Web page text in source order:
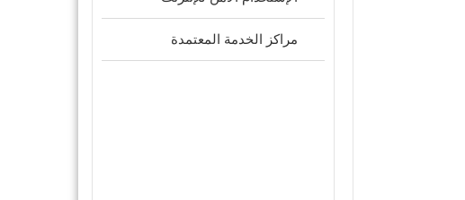
مراكز الخدمة المعتمدة